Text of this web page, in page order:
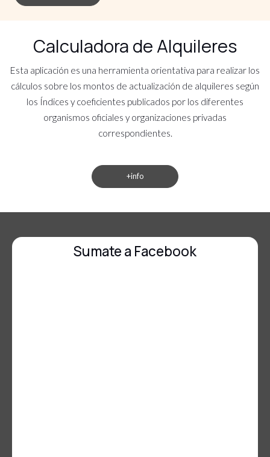
Calculadora de Alquileres
Esta aplicación es una herramienta orientativa para realizar los
cálculos sobre los montos de actualización de alquileres según
los Índices y coeficientes publicados por los diferentes
organismos oficiales y organizaciones privadas
correspondientes.
+info
Sumate a Facebook